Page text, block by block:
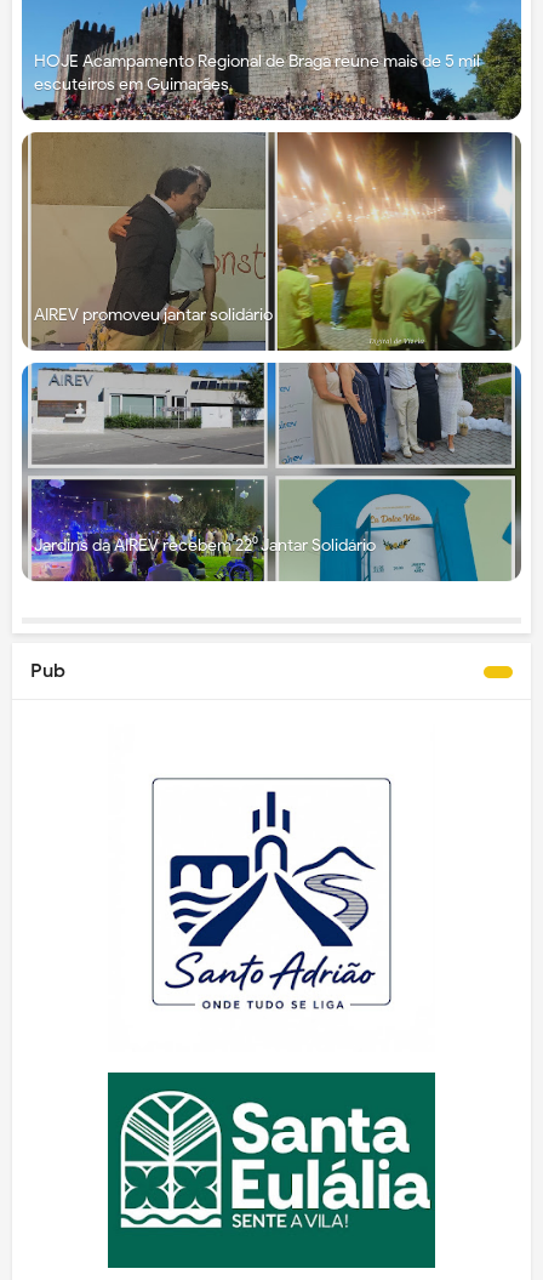
HOJE Acampamento Regional de Braga reúne mais de 5 mil
escuteiros em Guimarães
AIREV promoveu jantar solidário
Jardins da AIREV recebem 22⁰ Jantar Solidário
Pub